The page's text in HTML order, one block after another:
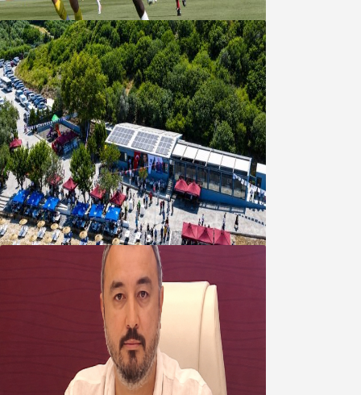
08 Ağustos 2026
Bandırma Belediyesinden
Şirinçavuş’a hayat veren tesis
08 Ağustos 2026